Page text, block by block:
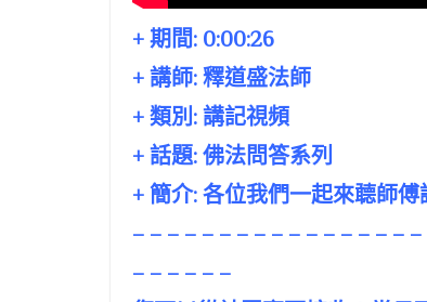
+ 期間: 0:00:26
+ 講師: 釋道盛法師
+ 類別: 講記視頻
+ 話題: 佛法問答系列
+ 簡介: 各位我們一起來聼師
– – – – – – – – – – – – – – – –
– – – – – –